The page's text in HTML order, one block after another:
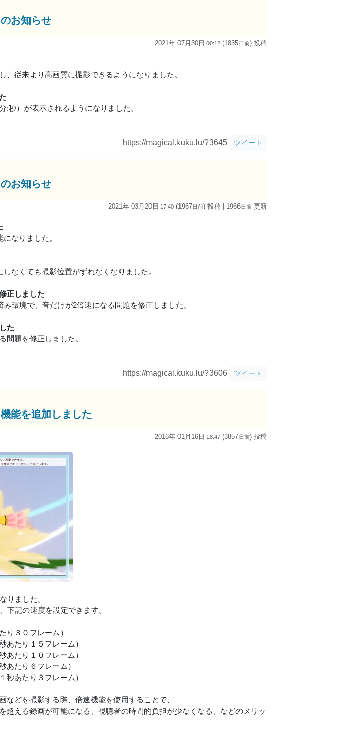
お知らせ
2021年 07月30日 00:12 (1835日前) 投稿
、従来より高画質に撮影できるようになりました。
秒）が表示されるようになりました。
https://magical.kuku.lu/?3645 ツイート
お知らせ
2021年 03月20日 17:40 (1967日前) 投稿 | 1966日前 更新
なりました。
なくても撮影位置がずれなくなりました。
正しました
環境で、音だけが2倍速になる問題を修正しました。
た
問題を修正しました。
https://magical.kuku.lu/?3606 ツイート
能を追加しました
2016年 01月16日 18:47 (3857日前) 投稿
りました。
下記の速度を設定できます。
り３０フレーム）
たり１５フレーム）
たり１０フレーム）
あたり６フレーム）
あたり３フレーム）
などを撮影する際、倍速機能を使用することで、
超える録画が可能になる、視聴者の時間的負担が少なくなる、などのメリッ